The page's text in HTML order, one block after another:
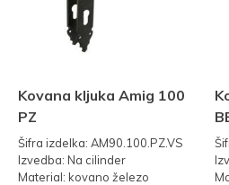
Kovana kljuka Amig 100
PZ
Šifra izdelka: AM90.100.PZ.VS
Izvedba: Na cilinder
Material: kovano železo